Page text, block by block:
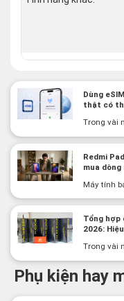
Dùng
thật có
Trong vài
Redmi
mua dòng
Máy tính
Tổng hợp
2026:
Trong vài
Phụ kiện hay